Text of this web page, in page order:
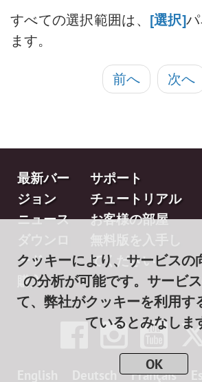
すべての選択範囲は、 [選択]
ます。
前へ 次へ
最新バー
ジョン
ニュース
ード
購入
サポート
チュートリアル
お客様の部屋
てください
Français
クッキーにより、サービスの
の分析が可能です。サービ
て、弊社がクッキーを利用す
ているとみなしま
OK